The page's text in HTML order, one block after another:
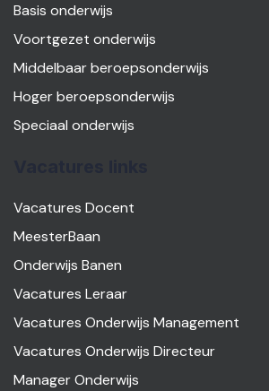
Basis onderwijs
Voortgezet onderwijs
Middelbaar beroepsonderwijs
Hoger beroepsonderwijs
Speciaal onderwijs
Vacatures Docent
MeesterBaan
Onderwijs Banen
Vacatures Leraar
Vacatures Onderwijs Management
Vacatures Onderwijs Directeur
Manager Onderwijs